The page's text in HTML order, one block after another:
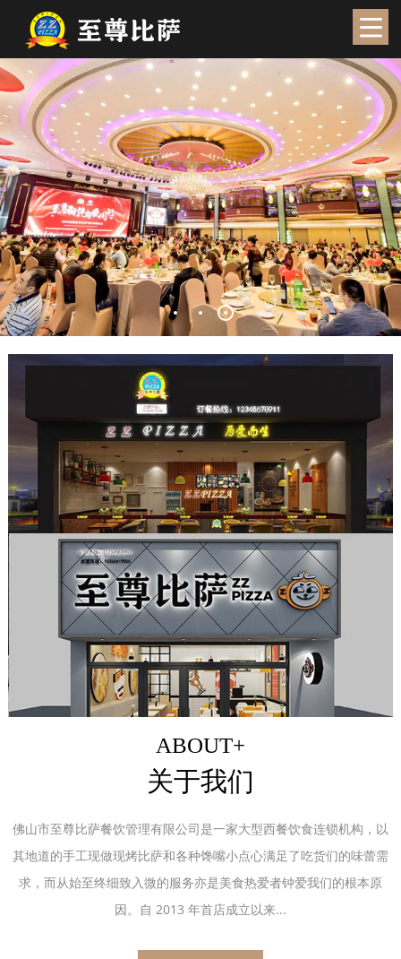
ABOUT+
关于我们
佛山市至尊比萨餐饮管理有限公司是一家大型西餐饮食连锁机构，以
其地道的手工现做现烤比萨和各种馋嘴小点心满足了吃货们的味蕾需
求，而从始至终细致入微的服务亦是美食热爱者钟爱我们的根本原
因。自 2013 年首店成立以来...